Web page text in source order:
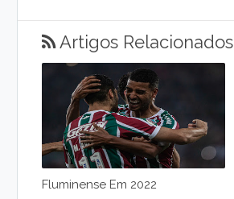
Artigos Relacionados
Fluminense Em 2022